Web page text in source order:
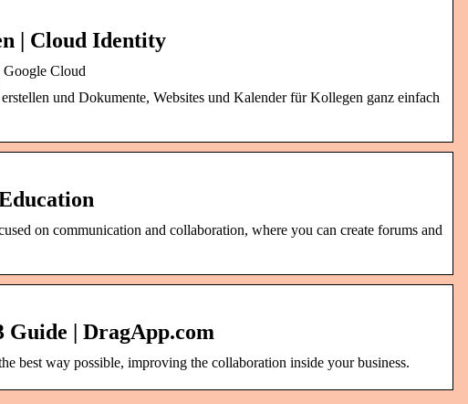
| Cloud Identity
Cloud
und Dokumente, Websites und Kalender für Kollegen ganz einfach
on communication and collaboration, where you can create forums and
Guide | DragApp.com
best way possible, improving the collaboration inside your business.